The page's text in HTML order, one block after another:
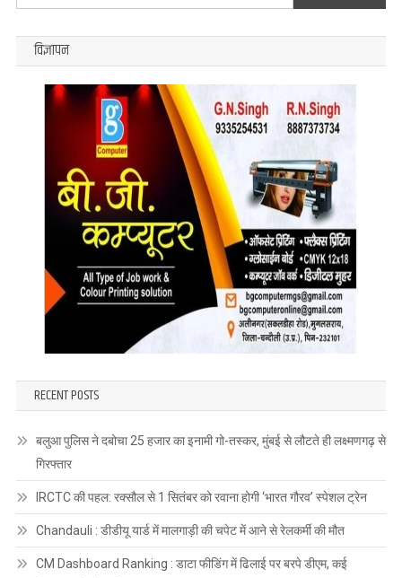
for:
विज्ञापन
RECENT POSTS
बलुआ पुलिस ने दबोचा 25 हजार का इनामी गो-तस्कर, मुंबई से लौटते ही लक्ष्मणगढ़ से
गिरफ्तार
IRCTC की पहल: रक्सौल से 1 सितंबर को रवाना होगी ‘भारत गौरव’ स्पेशल ट्रेन
Chandauli : डीडीयू यार्ड में मालगाड़ी की चपेट में आने से रेलकर्मी की मौत
CM Dashboard Ranking : डाटा फीडिंग में ढिलाई पर बरपे डीएम, कई